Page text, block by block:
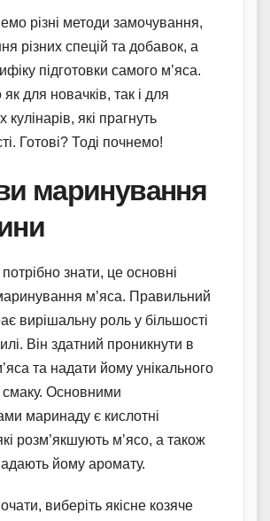
різні методи замочування,
різних спецій та добавок, а
підготовки самого м’яса.
для новачків, так і для
кулінарів, які прагнуть
Готові? Тоді почнемо!
маринування
знати, це основні
м’яса. Правильний
вирішальну роль у більшості
Він здатний проникнути в
та надати йому унікального
смаку. Основними
маринаду є кислотні
розм’якшують м’ясо, а також
йому аромату.
виберіть якісне козяче